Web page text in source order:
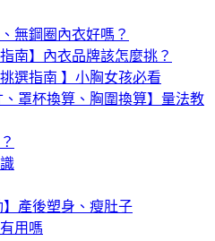
無鋼圈內衣好嗎？
指南】內衣品牌該怎麼挑？
挑選指南 】小胸女孩必看
、罩杯換算、胸圍換算】量法教
】產後塑身、瘦肚子
用嗎